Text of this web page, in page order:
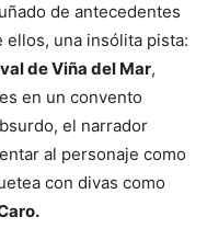
de antecedentes
una insólita pista:
de Viña del Mar,
en un convento
el narrador
al personaje como
con divas como